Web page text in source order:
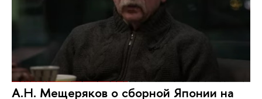
А.Н. Мещеряков о сборной Японии на